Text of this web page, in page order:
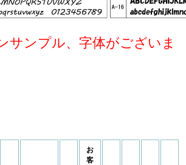
サンプル、字体がございま
お
客